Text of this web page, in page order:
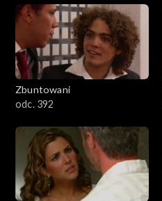
Zbuntowani
odc. 392